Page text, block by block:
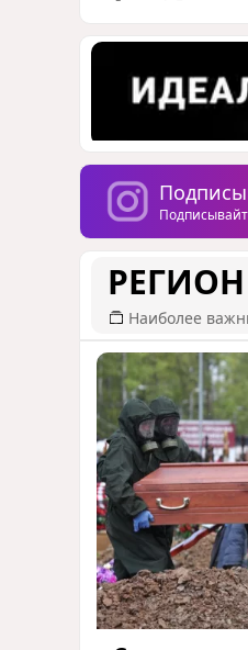
РЕГИОН
Наиболее